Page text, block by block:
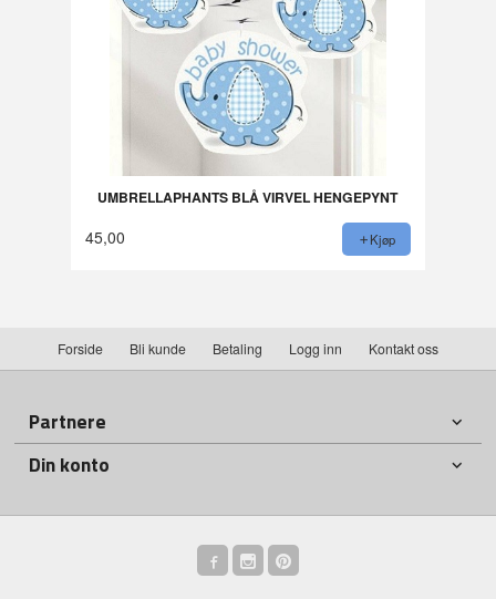
UMBRELLAPHANTS BLÅ VIRVEL HENGEPYNT
45,00 Kjøp
Forside Bli kunde Betaling Logg inn Kontakt oss
Partnere
Din konto